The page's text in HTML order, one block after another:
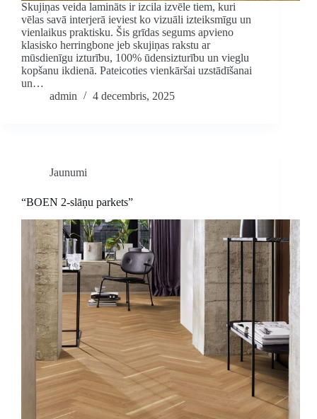
Skujiņas veida lamināts ir izcila izvēle tiem, kuri
vēlas savā interjerā ieviest ko vizuāli izteiksmīgu un
vienlaikus praktisku. Šis grīdas segums apvieno
klasisko herringbone jeb skujiņas rakstu ar
mūsdienīgu izturību, 100% ūdensizturību un vieglu
kopšanu ikdienā. Pateicoties vienkāršai uzstādīšanai
un…
admin
4 decembris, 2025
Jaunumi
“BOEN 2-slāņu parkets”